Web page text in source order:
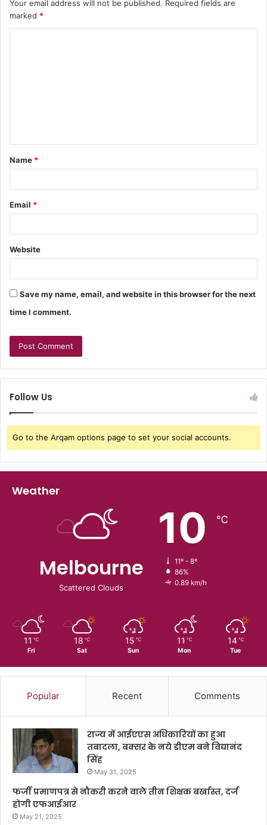
Your email address will not be published. Required fields are
marked *
Name *
Email *
Website
Save my name, email, and website in this browser for the next
time I comment.
Follow Us
Go to the Arqam options page to set your social accounts.
Weather
Melbourne
Scattered Clouds
10 ℃
11º - 8º
86%
0.89 km/h
11 ℃
Fri
18 ℃
Sat
15 ℃
Sun
11 ℃
Mon
14 ℃
Tue
Popular Recent Comments
राज्य में आईएएस अधिकारियों का हुआ
तबादला, बक्सर के नये डीएम बने विद्यानंद
सिंह
May 31, 2025
फर्जी प्रमाणपत्र से नौकरी करने वाले तीन शिक्षक बर्खास्त, दर्ज
होगी एफआईआर
May 21, 2025